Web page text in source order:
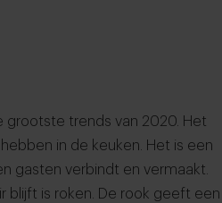
grootste trends van 2020. Het
in de keuken. Het is een
gasten verbindt en vermaakt.
blijft is roken. De rook geeft een